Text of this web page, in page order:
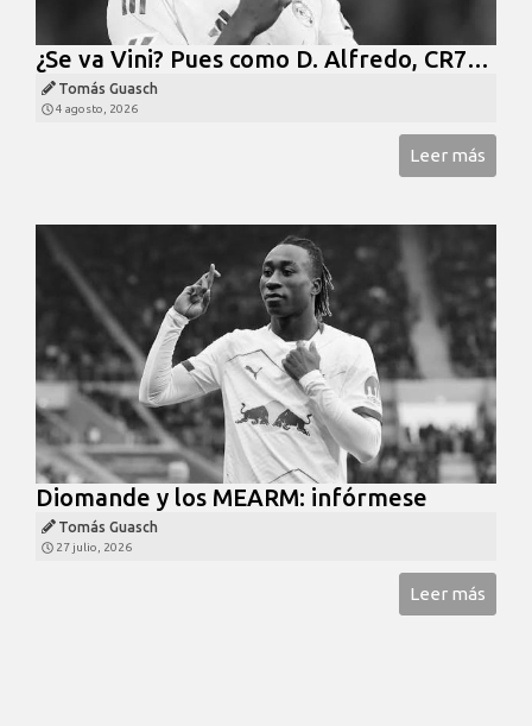
¿Se va Vini? Pues como D. Alfredo, CR7…
Tomás Guasch
4 agosto, 2026
Leer más
Diomande y los MEARM: infórmese
Tomás Guasch
27 julio, 2026
Leer más